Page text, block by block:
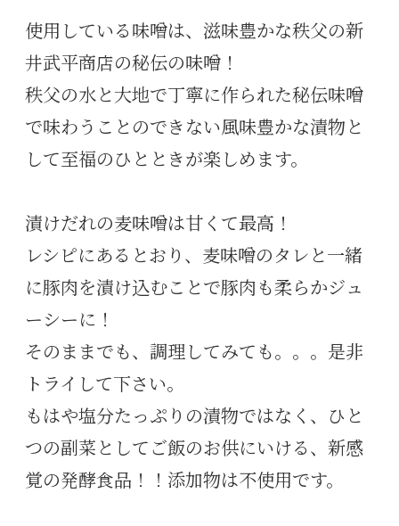
使用している味噌は、滋味豊かな秩父の新
井武平商店の秘伝の味噌！
秩父の水と大地で丁寧に作られた秘伝味噌
で味わうことのできない風味豊かな漬物と
して至福のひとときが楽しめます。
漬けだれの麦味噌は甘くて最高！
レシピにあるとおり、麦味噌のタレと一緒
に豚肉を漬け込むことで豚肉も柔らかジュ
ーシーに！
そのままでも、調理してみても。。。是非
トライして下さい。
もはや塩分たっぷりの漬物ではなく、ひと
つの副菜としてご飯のお供にいける、新感
覚の発酵食品！！添加物は不使用です。